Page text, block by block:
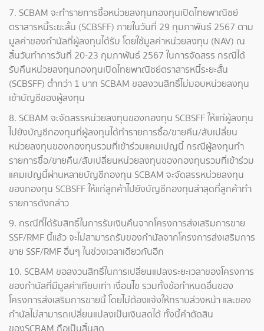
7. SCBAM จะทำรายการซื้อหน่วยลงทุนกองทุนเปิดไทยพาณิชย์
ตราสารหนี้ระยะสั้น (SCBSFF) ภายในวันที่ 29 กุมภาพันธ์ 2567 ตาม
มูลค่าของกำนัลที่ผู้ลงทุนได้รับ โดยใช้มูลค่าหน่วยลงทุน (NAV) ณ
สิ้นวันทำการวันที่ 20-23 กุมภาพันธ์ 2567 ในการจัดสรร กรณีได้
รับคืนหน่วยลงทุนกองทุนเปิดไทยพาณิชย์ตราสารหนี้ระยะสั้น
(SCBSFF) ต่ำกว่า 1 บาท SCBAM ขอสงวนสิทธิ์ไม่มอบหน่วยลงทุน
เข้าบัญชีของผู้ลงทุน
8. SCBAM จะจัดสรรหน่วยลงทุนของกองทุน SCBSFF ให้แก่ผู้ลงทุน
ไปยังบัญชีกองทุนที่ผู้ลงทุนได้ทำรายการซื้อ/ขายคืน/สับเปลี่ยน
หน่วยลงทุนของกองทุนรวมที่เข้าร่วมแคมเปญนี้ กรณีผู้ลงทุนทำ
รายการซื้อ/ขายคืน/สับเปลี่ยนหน่วยลงทุนของกองทุนรวมที่เข้าร่วม
แคมเปญนี้ผ่านหลายบัญชีกองทุน SCBAM จะจัดสรรหน่วยลงทุน
ของกองทุน SCBSFF ให้แก่ลูกค้าไปยังบัญชีกองทุนล่าสุดที่ลูกค้าทำ
รายการดังกล่าว
9. กรณีที่ได้รับสิทธิ์ในการรับเงินคืนจากโครงการส่งเสริมการขาย
SSF/RMF นี้แล้ว จะไม่สามารถรับของกำนัลจากโครงการส่งเสริมการ
ขาย SSF/RMF อื่นๆ ในช่วงเวลาเดียวกันอีก
10. SCBAM ขอสงวนสิทธิ์ในการเปลี่ยนแปลงระยะเวลาของโครงการ
ของกำนัลที่มีมูลค่าเทียบเท่า เงื่อนไข รวมทั้งข้อกำหนดอื่นของ
โครงการส่งเสริมการขายนี้ โดยไม่ต้องแจ้งให้ทราบล่วงหน้า และของ
กำนัลไม่สามารถเปลี่ยนแปลงเป็นเงินสดได้ ทั้งนี้คำตัดสิน
ของSCBAM ถือเป็นสิ้นสุด